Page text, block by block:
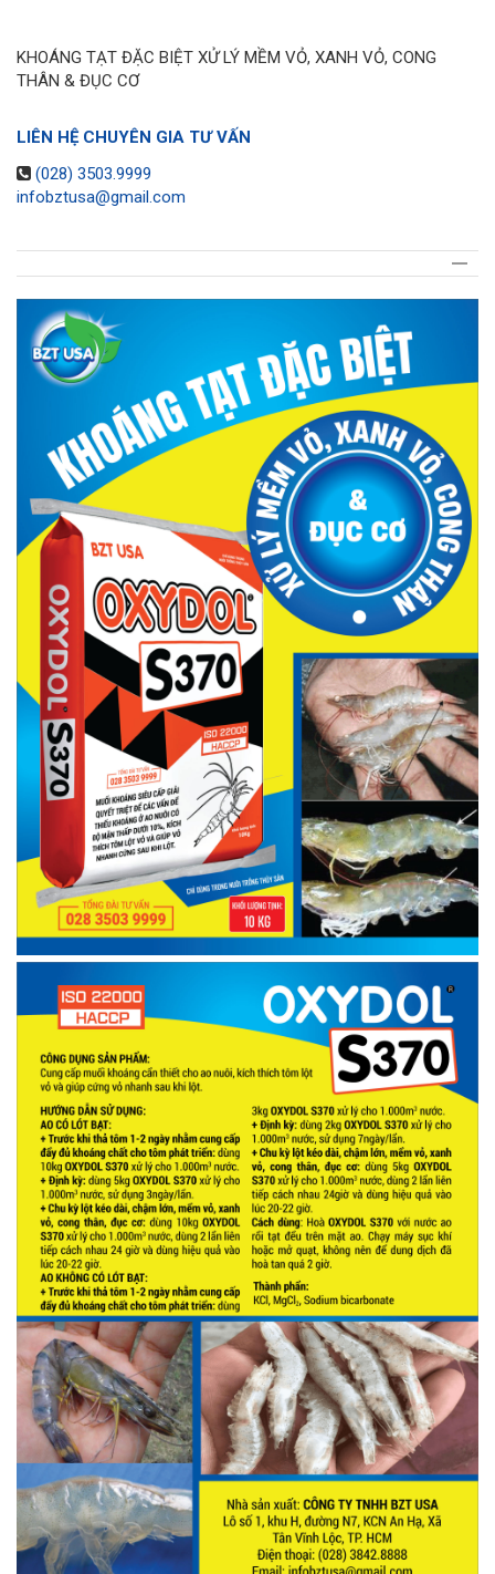
KHOÁNG TẠT ĐẶC BIỆT XỬ LÝ MỀM VỎ, XANH VỎ, CONG
THÂN & ĐỤC CƠ
LIÊN HỆ CHUYÊN GIA TƯ VẤN
(028) 3503.9999
infobztusa@gmail.com